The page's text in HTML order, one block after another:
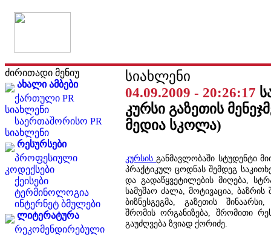
ძირითადი მენიუ
ახალი ამბები
ქართული PR
სიახლენი
საერთაშორისო PR
სიახლენი
რესურსები
პროფესიული
კოდექსები
ქეისები
ტერმინოლოგია
ინტერნეტ ბმულები
ლიტერატურა
რეკომენდირებული
სიახლენი
04.09.2009 - 20:26:17
კურსი გაზეთის
მედია სკოლა)
კურსისგანმავლობაში სტუდენტი
პრაქტიკულ ცოდნას შემდეგ
და გადაწყვეტილების მიღება,
სამუშაო ძალა, მოტივაცია,
ბიზნესგეგმა, გაზეთის
შრომის ორგანიზება, შრომითი
გაუძღვება ზვიად ქორიძე.